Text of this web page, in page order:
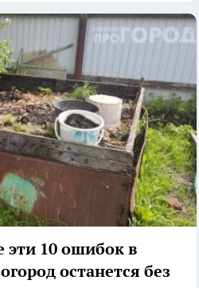
эти 10 ошибок в
останется без